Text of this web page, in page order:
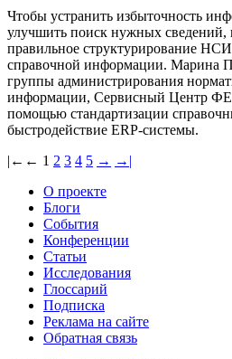
Чтобы устранить избыточность
улучшить поиск нужных сведений,
правильное структурирование
справочной информации. Марина
группы администрирования
информации, Сервисный Центр
помощью стандартизации
быстродействие ERP-системы.
|← ← 1 2 3 4 5 → →|
О проекте
Блоги
События
Конференции
Статьи
Исследования
Глоссарий
Подписка
Реклама на сайте
Обратная связь